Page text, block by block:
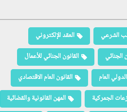
الشرعي
العقد الإلكتروني
الجنائي
القانون الجنائي للأعمال
العام
القانون العام الاقتصادي
الجمركية
المهن القانونية والقضائية